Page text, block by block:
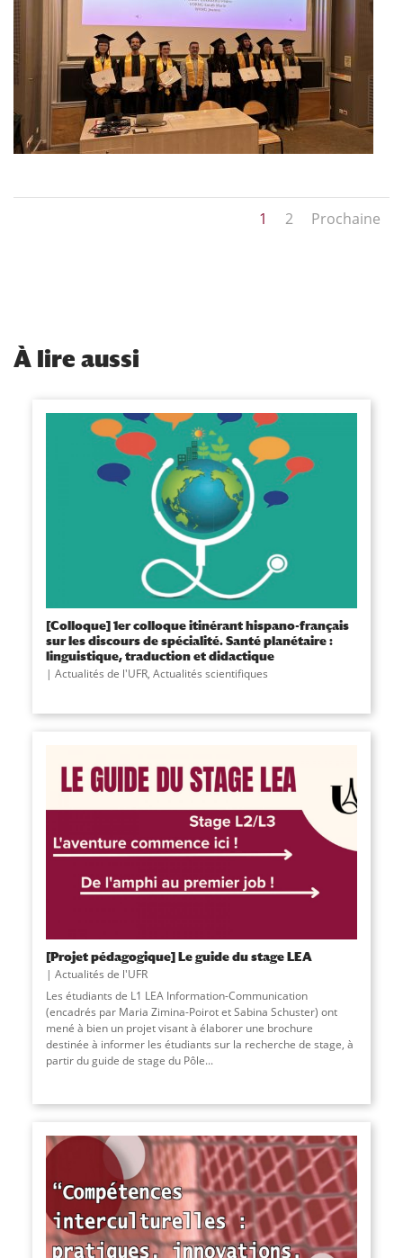
1 2 Prochaine
À lire aussi
[Colloque] 1er colloque itinérant hispano-français
sur les discours de spécialité. Santé planétaire :
linguistique, traduction et didactique
Actualités de l'UFR, Actualités scientifiques
[Projet pédagogique] Le guide du stage LEA
Actualités de l'UFR
Les étudiants de L1 LEA Information-Communication
(encadrés par Maria Zimina-Poirot et Sabina Schuster) ont
mené à bien un projet visant à élaborer une brochure
destinée à informer les étudiants sur la recherche de stage, à
partir du guide de stage du Pôle...